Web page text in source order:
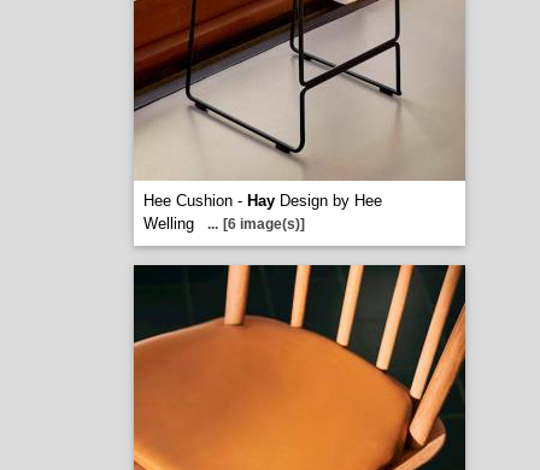
Hee Cushion - HayDesign by Hee
Welling
... [6 image(s)]